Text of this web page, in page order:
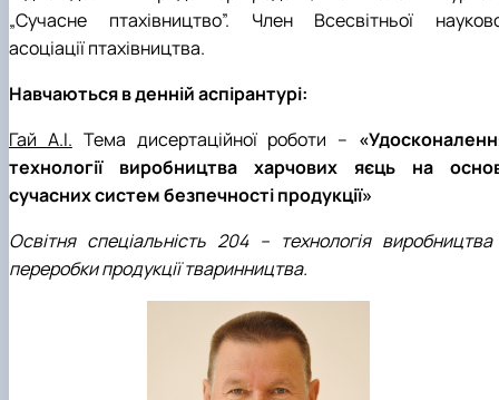
„Сучасне птахівництво”. Член Всесвітньої
асоціації птахівництва.
Навчаються в денній аспірантурі:
Гай А.І. Тема дисертаційної роботи –
технології виробництва харчових яєць на
сучасних систем безпечності продукції»
Освітня спеціальність 204 – технологія виробництва
переробки продукції тваринництва.